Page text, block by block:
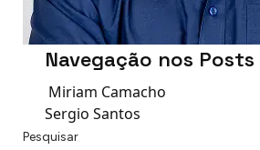
Navegação nos Posts
Miriam Camacho
Sergio Santos
Pesquisar